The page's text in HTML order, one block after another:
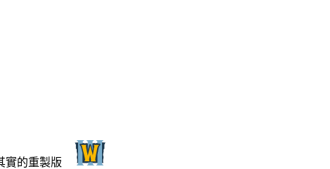
實的重製版